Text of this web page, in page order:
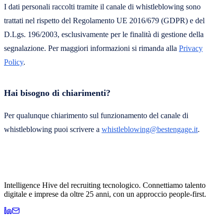
I dati personali raccolti tramite il canale di whistleblowing sono
trattati nel rispetto del Regolamento UE 2016/679 (GDPR) e del
D.Lgs. 196/2003, esclusivamente per le finalità di gestione della
segnalazione. Per maggiori informazioni si rimanda alla Privacy
Policy.
Hai bisogno di chiarimenti?
Per qualunque chiarimento sul funzionamento del canale di
whistleblowing puoi scrivere a whistleblowing@bestengage.it.
Intelligence Hive del recruiting tecnologico. Connettiamo talento
digitale e imprese da oltre 25 anni, con un approccio people-first.